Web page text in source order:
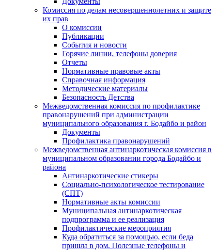
Комиссия по делам несовершеннолетних и защите
их прав
О комиссии
Публикации
События и новости
Горячие линии, телефоны доверия
Отчеты
Нормативные правовые акты
Справочная информация
Методические материалы
Безопасность Детства
Межведомственная комиссия по профилактике
правонарушений при администрации
муниципального образования г. Бодайбо и район
Документы
Профилактика правонарушений
Межведомственная антинаркотическая комиссия в
муниципальном образовании города Бодайбо и
района
Антинаркотические стикеры
Социально-психологическое тестирование
(СПТ)
Нормативные акты комиссии
Муниципальная антинаркотическая
подпрограмма и ее реализация
Профилактические мероприятия
Куда обратиться за помощью, если беда
пришла в дом. Полезные телефоны и